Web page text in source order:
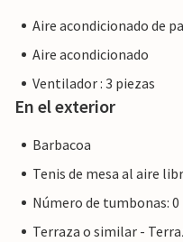
Aire acondicionado de
Aire acondicionado
Ventilador : 3 piezas
En el exterior
Barbacoa
Tenis de mesa al aire
Número de tumbonas: 0
Terraza o similar -